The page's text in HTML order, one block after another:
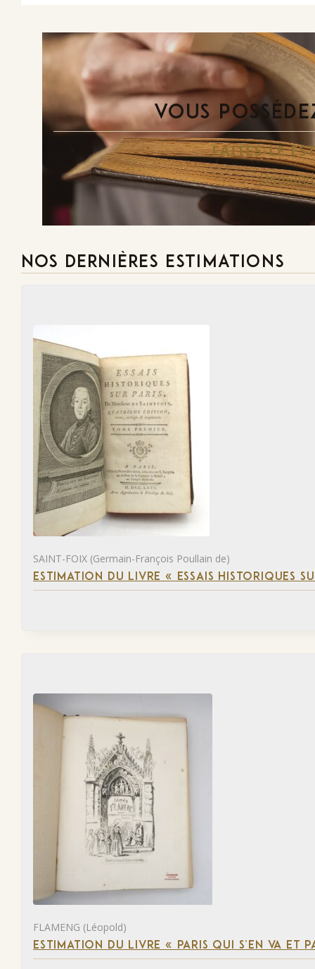
VOUS
FAITES-LE
NOS DERNIÈRES ESTIMATIONS
SAINT-FOIX (Germain-François Poullain de)
ESTIMATION DU LIVRE « ESSAIS HISTORIQUES
FLAMENG (Léopold)
ESTIMATION DU LIVRE « PARIS QUI S’EN VA ET